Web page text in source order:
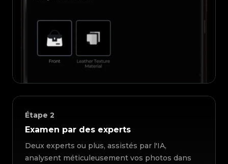
Étape 2
Examen par des experts
Deux experts ou plus, assistés par l'IA,
analysent méticuleusement vos photos dans